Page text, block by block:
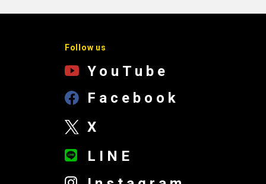
Follow us
YouTube
Facebook
X
LINE